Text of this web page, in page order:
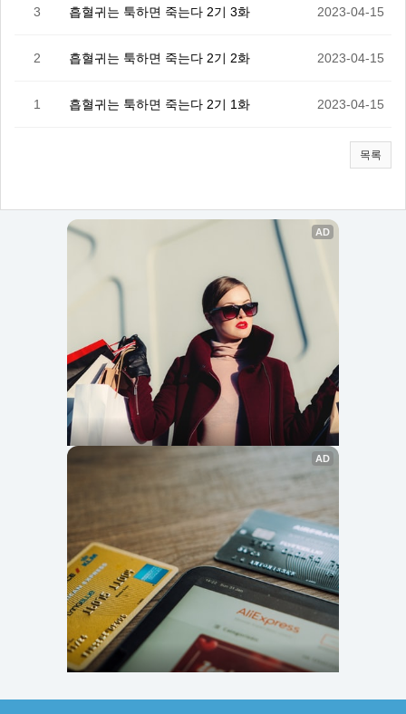
3 흡혈귀는 툭하면 죽는다 2기 3화 2023-04-15
2 흡혈귀는 툭하면 죽는다 2기 2화 2023-04-15
1 흡혈귀는 툭하면 죽는다 2기 1화 2023-04-15
목록